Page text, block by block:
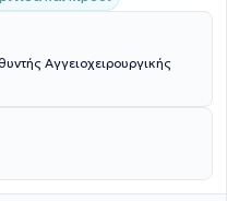
Αγγειοχειρουργικής